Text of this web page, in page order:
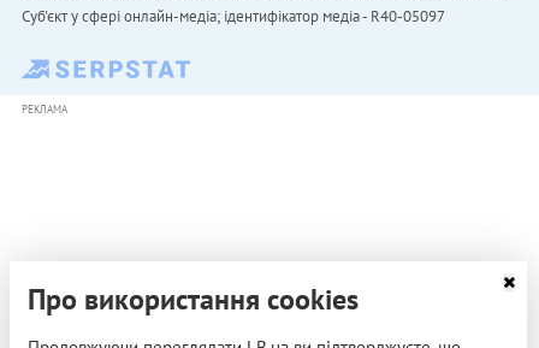
Cуб'єкт у сфері онлайн-медіа; ідентифікатор медіа - R40-05097
РЕКЛАМА
Про використання cookies